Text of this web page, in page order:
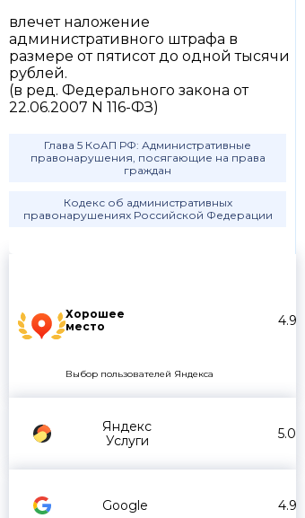
Хорошее
место
4.9
Выбор пользователей Яндекса
Яндекс
Услуги
5.0
Google 4.9
влечет наложение
административного штрафа в
размере от пятисот до одной тысячи
рублей.
(в ред. Федерального закона от
22.06.2007 N 116-ФЗ)
Глава 5 КоАП РФ: Административные
правонарушения, посягающие на права
граждан
Кодекс об административных
правонарушениях Российской Федерации